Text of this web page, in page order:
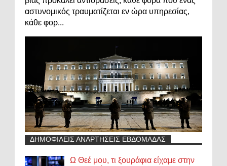
αστυνομικός τραυματίζεται εν ώρα υπηρεσίας,
κάθε φορ...
ΔΗΜΟΦΙΛΕΙΣ ΑΝΑΡΤΗΣΕΙΣ ΕΒΔΟΜΑΔΑΣ
Ω Θεέ μου, τι ξουράφια είχαμε στην